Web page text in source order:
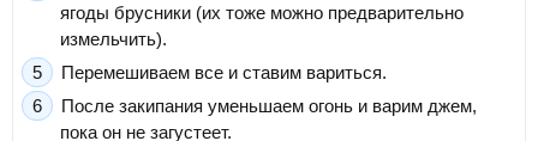
ягоды брусники (их тоже можно предварительно
измельчить).
Перемешиваем все и ставим вариться.
После закипания уменьшаем огонь и варим джем,
пока он не загустеет.